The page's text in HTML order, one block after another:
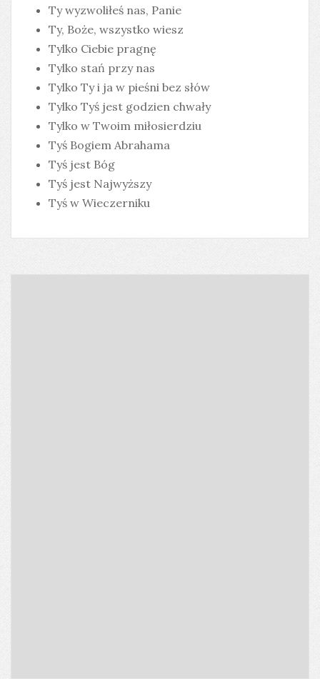
Ty wyzwoliłeś nas, Panie
Ty, Boże, wszystko wiesz
Tylko Ciebie pragnę
Tylko stań przy nas
Tylko Ty i ja w pieśni bez słów
Tylko Tyś jest godzien chwały
Tylko w Twoim miłosierdziu
Tyś Bogiem Abrahama
Tyś jest Bóg
Tyś jest Najwyższy
Tyś w Wieczerniku